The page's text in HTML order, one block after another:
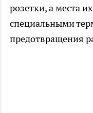
розетки, а места
специальными
предотвращения